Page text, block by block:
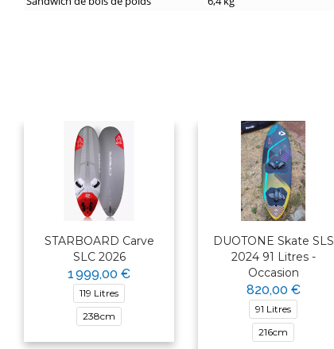
STARBOARD Carve
SLC 2026
1 999,00 €
119 Litres
238cm
DUOTONE Skate SLS
2024 91 Litres -
Occasion
820,00 €
91 Litres
216cm